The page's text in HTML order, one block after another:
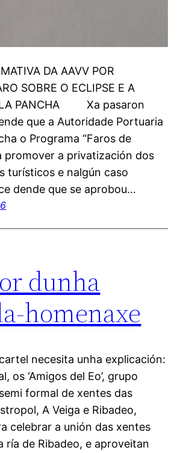
DA AAVV POR
SOBRE O ECLIPSE E A
PANCHA Xa pasaron
que a Autoridade Portuaria
o Programa “Faros de
promover a privatización dos
turísticos e nalgún caso
dende que se aprobou…
dunha
homenaxe
necesita unha explicación:
os ‘Amigos del Eo’, grupo
formal de xentes das
A Veiga e Ribadeo,
celebrar a unión das xentes
ría de Ribadeo, e aproveitan